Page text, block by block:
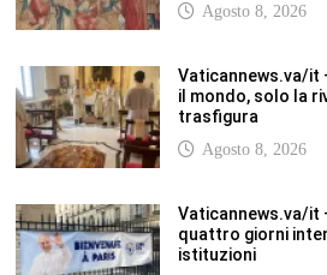
Agosto 8, 2026
Vaticannews.va/it
il mondo, solo la
trasfigura
Agosto 8, 2026
Vaticannews.va/it
quattro giorni
istituzioni